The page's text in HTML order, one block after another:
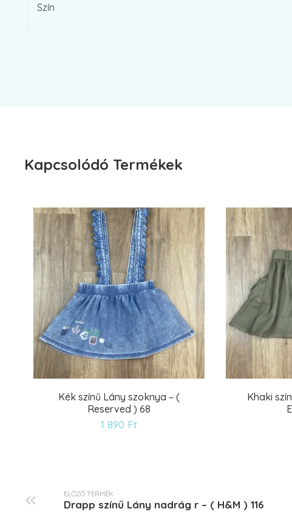
Szín
Kapcsolódó Termékek
Kék színű Lány szoknya – (
Reserved ) 68
1 890 Ft
Khaki
ELŐZŐ TERMÉK
Drapp színű Lány nadrág r – ( H&M ) 116